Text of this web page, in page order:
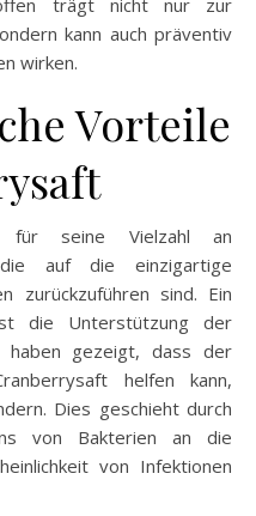
kann auch präventiv
wirken.
Vorteile
für seine Vielzahl an
die auf die einzigartige
zurückzuführen sind. Ein
die Unterstützung der
haben gezeigt, dass der
helfen kann,
Dies geschieht durch
von Bakterien an die
von Infektionen